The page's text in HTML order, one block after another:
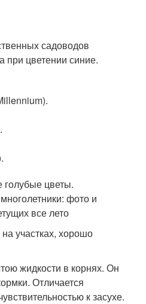
садоводов
при цветении синие.
участках, хорошо
жидкости в корнях. Он
Отличается
к засухе.